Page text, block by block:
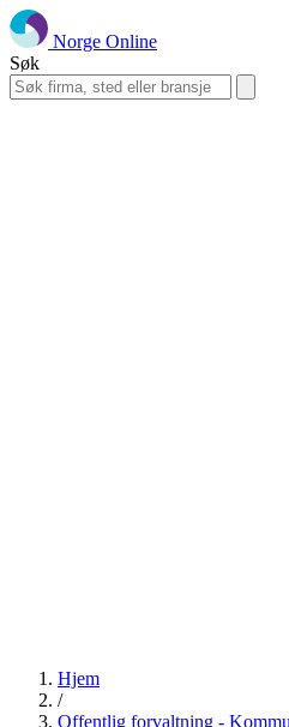
Norge Online
Søk
Hjem
/
Offentlig forvaltning -